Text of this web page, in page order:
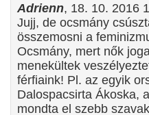
Adrienn, 18. 10. 2016
Jujj, de ocsmány
összemosni a
Ocsmány, mert nők
menekültek
férfiaink! Pl. az egyik
Dalospacsirta Ákoska,
mondta el szebb